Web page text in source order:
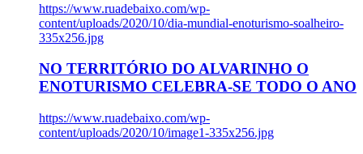
https://www.ruadebaixo.com/wp-
content/uploads/2020/10/dia-mundial-enoturismo-soalheiro-
335x256.jpg
NO TERRITÓRIO DO ALVARINHO O
ENOTURISMO CELEBRA-SE TODO O ANO
https://www.ruadebaixo.com/wp-
content/uploads/2020/10/image1-335x256.jpg